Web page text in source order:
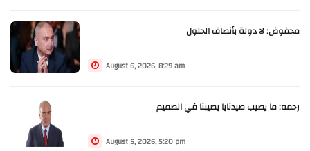
محفوض: لا دولة بأنصاف الحلول
August 6, 2026, 8:29 am
رحمه: ما يصيب صيدنايا يصيبنا في الصميم
August 5, 2026, 5:20 pm